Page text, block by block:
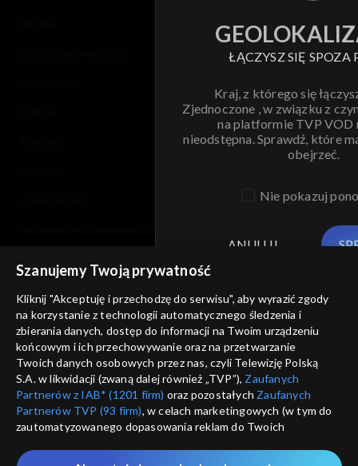
ŁĄCZYSZ SIĘ SPOZA
Kraj, z którego się
Zjednoczone , w związku z
na platformie TVP VOD
nieodstępna. Sprawdź, które
obejrzeć.
Nie pokazuj
ANULUJ
Szanujemy Twoją prywatność
Kliknij "Akceptuję i przechodzę do serwisu", aby wyrazić zgody
na korzystanie z technologii automatycznego śledzenia i
zbierania danych, dostęp do informacji na Twoim urządzeniu
końcowym i ich przechowywanie oraz na przetwarzanie
Twoich danych osobowych przez nas, czyli Telewizję Polską
S.A. w likwidacji (zwaną dalej również „TVP”), Zaufanych
Partnerów z IAB* (1201 firm) oraz pozostałych Zaufanych
Partnerów TVP (93 firm), w celach marketingowych (w tym do
zautomatyzowanego dopasowania reklam do Twoich
które wskazujemy poniżej, a także zgody na udostępnianie